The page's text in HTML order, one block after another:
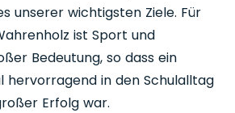
unserer wichtigsten Ziele. Für
ist Sport und
Bedeutung, so dass ein
hervorragend in den Schulalltag
Erfolg war.